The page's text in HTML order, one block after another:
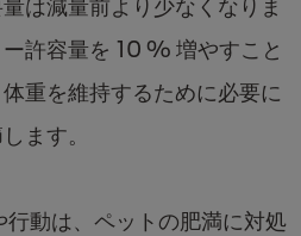
は減量前より少なくなりま
許容量を 10 % 増やすこと
重を維持するために必要に
ます。
行動は、ペットの肥満に対処